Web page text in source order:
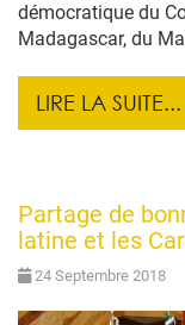
démocratique du
Madagascar, du
LIRE LA SUITE...
Partage de
latine et les
24 Septembre 2018